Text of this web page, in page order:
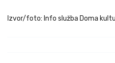
Izvor/foto: Info služba Doma